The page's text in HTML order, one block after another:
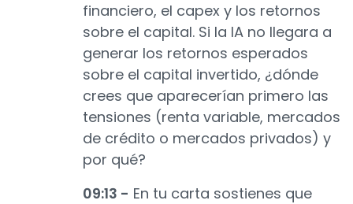
financiero, el capex y los retornos
sobre el capital. Si la IA no llegara a
generar los retornos esperados
sobre el capital invertido, ¿dónde
crees que aparecerían primero las
tensiones (renta variable, mercados
de crédito o mercados privados) y
por qué?
09:13 - En tu carta sostienes que